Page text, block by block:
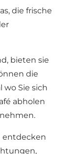
die frische
bieten sie
die
wo Sie sich
abholen
entdecken